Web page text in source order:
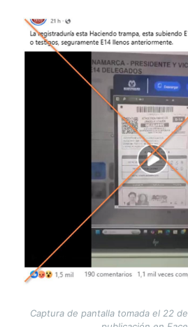
Image
Captura de pantalla tomada el 22